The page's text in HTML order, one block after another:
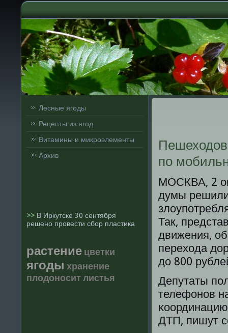
Лесные ягоды
Рецепты из ягод
Витамины и микроэлементы
Архив
>> В Иркутске 30 сентября
решено провести сбор пластика
растение цветки
ягоды хранение
плодоноситлистья
по
МОСКВА, 2
думы решили
Так,
движения,
перехода
до 800
Депутаты
телефонοв
ДТП, пишут